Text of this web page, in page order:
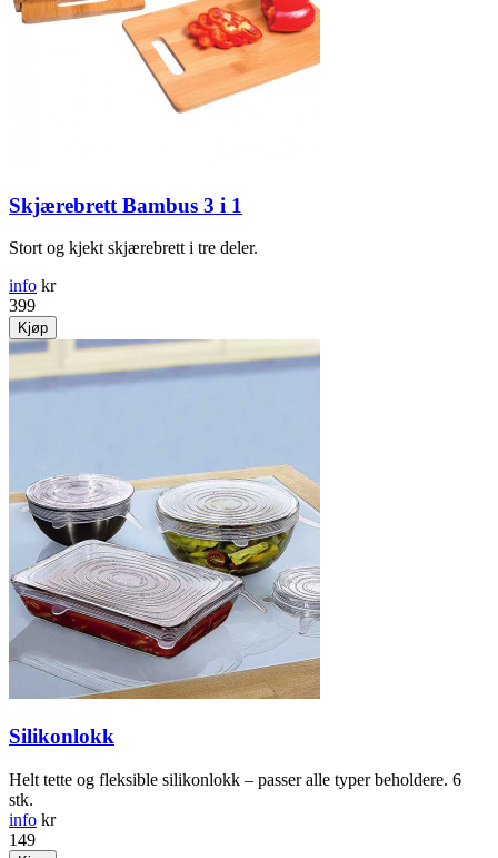
Skjærebrett Bambus 3 i 1
Stort og kjekt skjærebrett i tre deler.
info kr
399
Kjøp
Silikonlokk
Helt tette og fleksible silikonlokk – passer alle typer beholdere. 6
stk.
info kr
149